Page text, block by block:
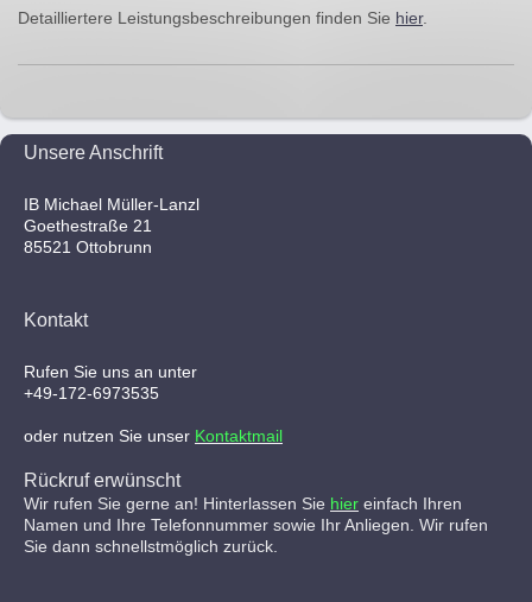
Detailliertere Leistungsbeschreibungen finden Sie hier.
Unsere Anschrift
IB Michael Müller-Lanzl
Goethestraße 21
85521 Ottobrunn
Kontakt
Rufen Sie uns an unter
+49-172-6973535
oder nutzen Sie unser Kontaktmail
Rückruf erwünscht
Wir rufen Sie gerne an! Hinterlassen Sie hier einfach Ihren
Namen und Ihre Telefonnummer sowie Ihr Anliegen. Wir rufen
Sie dann schnellstmöglich zurück.